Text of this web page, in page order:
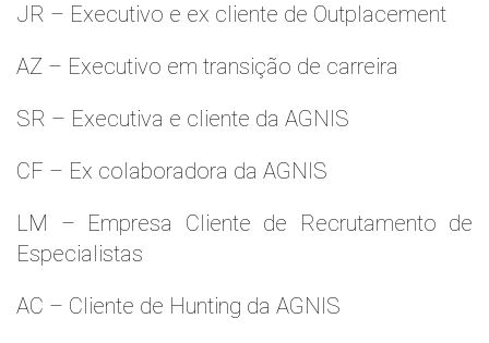
JR – Executivo e ex cliente de Outplacement
AZ – Executivo em transição de carreira
SR – Executiva e cliente da AGNIS
CF – Ex colaboradora da AGNIS
LM – Empresa Cliente de Recrutamento de
Especialistas
AC – Cliente de Hunting da AGNIS